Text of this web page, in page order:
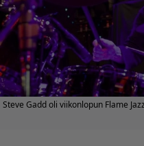
Steve Gadd oli viikonlopun Flame